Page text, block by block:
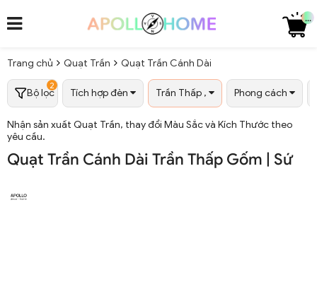
...
Trang chủ Quạt Trần Quạt Trần Cánh Dài
Bộ lọc
2
Tích hợp đèn Trần Thấp , Phong cách
Nhận sản xuất Quạt Trần, thay đổi Màu Sắc và Kích Thước theo
yêu cầu.
Quạt Trần Cánh Dài Trần Thấp Gốm | Sứ